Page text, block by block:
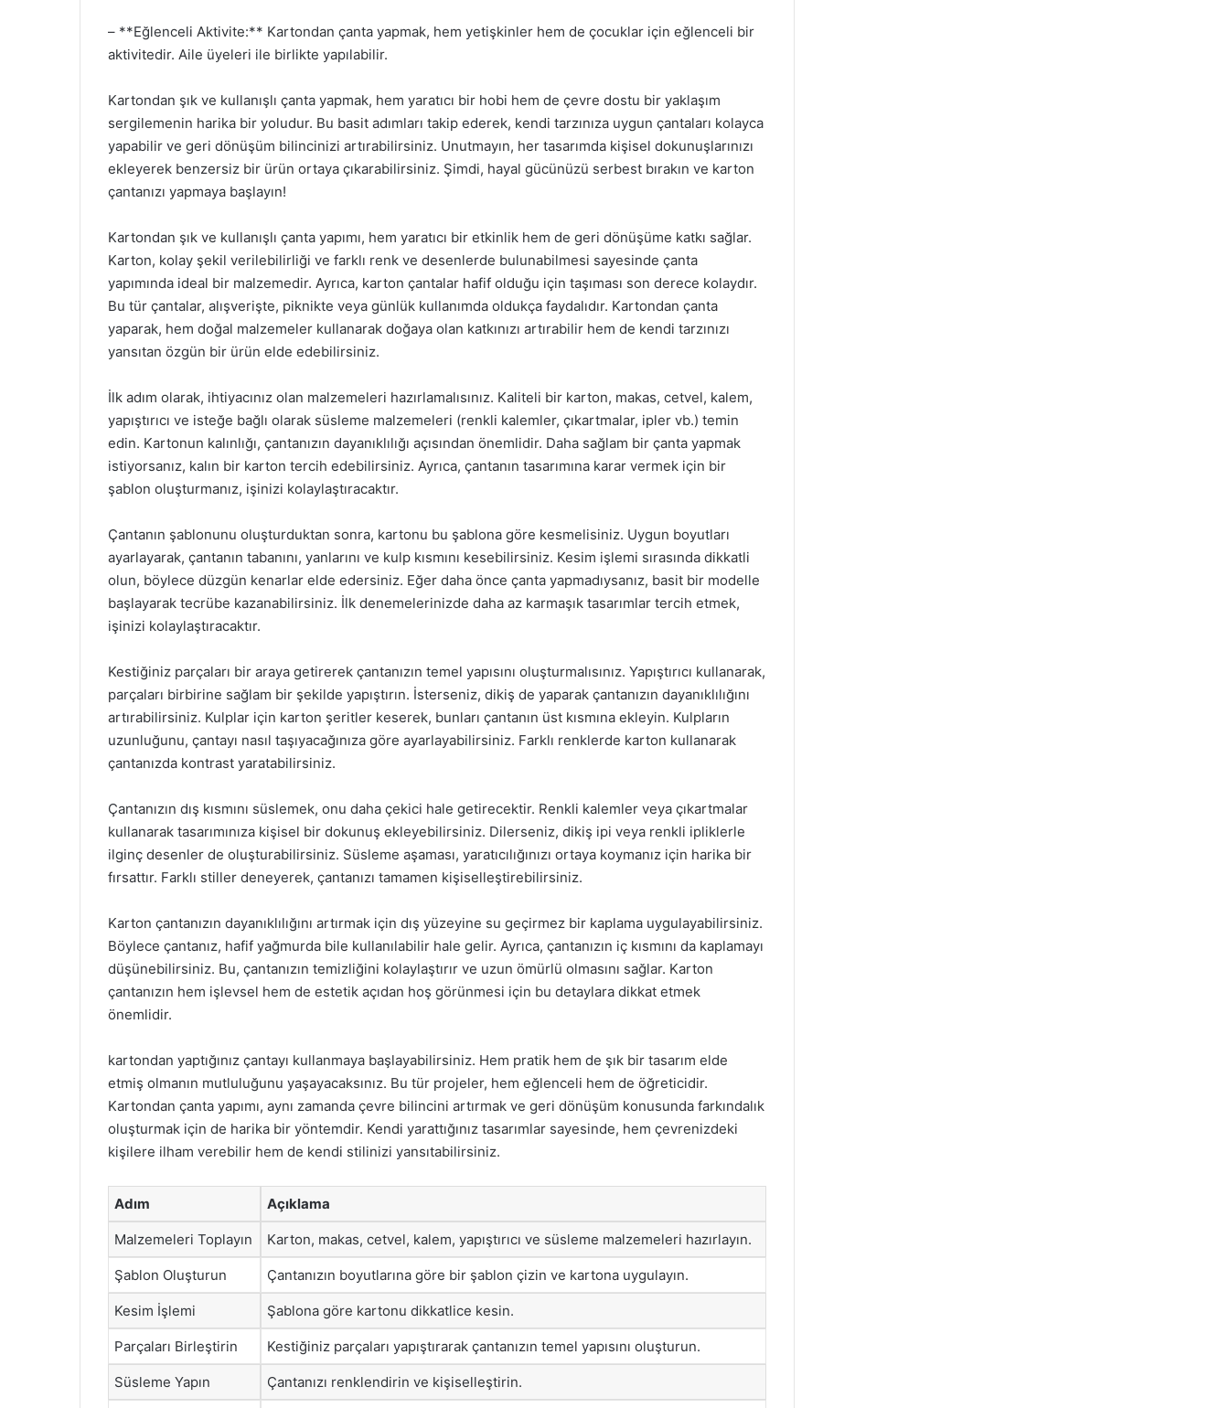
– **Eğlenceli Aktivite:** Kartondan çanta yapmak, hem yetişkinler hem de çocuklar için eğlenceli bir
aktivitedir. Aile üyeleri ile birlikte yapılabilir.
Kartondan şık ve kullanışlı çanta yapmak, hem yaratıcı bir hobi hem de çevre dostu bir yaklaşım
sergilemenin harika bir yoludur. Bu basit adımları takip ederek, kendi tarzınıza uygun çantaları kolayca
yapabilir ve geri dönüşüm bilincinizi artırabilirsiniz. Unutmayın, her tasarımda kişisel dokunuşlarınızı
ekleyerek benzersiz bir ürün ortaya çıkarabilirsiniz. Şimdi, hayal gücünüzü serbest bırakın ve karton
çantanızı yapmaya başlayın!
Kartondan şık ve kullanışlı çanta yapımı, hem yaratıcı bir etkinlik hem de geri dönüşüme katkı sağlar.
Karton, kolay şekil verilebilirliği ve farklı renk ve desenlerde bulunabilmesi sayesinde çanta
yapımında ideal bir malzemedir. Ayrıca, karton çantalar hafif olduğu için taşıması son derece kolaydır.
Bu tür çantalar, alışverişte, piknikte veya günlük kullanımda oldukça faydalıdır. Kartondan çanta
yaparak, hem doğal malzemeler kullanarak doğaya olan katkınızı artırabilir hem de kendi tarzınızı
yansıtan özgün bir ürün elde edebilirsiniz.
İlk adım olarak, ihtiyacınız olan malzemeleri hazırlamalısınız. Kaliteli bir karton, makas, cetvel, kalem,
yapıştırıcı ve isteğe bağlı olarak süsleme malzemeleri (renkli kalemler, çıkartmalar, ipler vb.) temin
edin. Kartonun kalınlığı, çantanızın dayanıklılığı açısından önemlidir. Daha sağlam bir çanta yapmak
istiyorsanız, kalın bir karton tercih edebilirsiniz. Ayrıca, çantanın tasarımına karar vermek için bir
şablon oluşturmanız, işinizi kolaylaştıracaktır.
Çantanın şablonunu oluşturduktan sonra, kartonu bu şablona göre kesmelisiniz. Uygun boyutları
ayarlayarak, çantanın tabanını, yanlarını ve kulp kısmını kesebilirsiniz. Kesim işlemi sırasında dikkatli
olun, böylece düzgün kenarlar elde edersiniz. Eğer daha önce çanta yapmadıysanız, basit bir modelle
başlayarak tecrübe kazanabilirsiniz. İlk denemelerinizde daha az karmaşık tasarımlar tercih etmek,
işinizi kolaylaştıracaktır.
Kestiğiniz parçaları bir araya getirerek çantanızın temel yapısını oluşturmalısınız. Yapıştırıcı kullanarak,
parçaları birbirine sağlam bir şekilde yapıştırın. İsterseniz, dikiş de yaparak çantanızın dayanıklılığını
artırabilirsiniz. Kulplar için karton şeritler keserek, bunları çantanın üst kısmına ekleyin. Kulpların
uzunluğunu, çantayı nasıl taşıyacağınıza göre ayarlayabilirsiniz. Farklı renklerde karton kullanarak
çantanızda kontrast yaratabilirsiniz.
Çantanızın dış kısmını süslemek, onu daha çekici hale getirecektir. Renkli kalemler veya çıkartmalar
kullanarak tasarımınıza kişisel bir dokunuş ekleyebilirsiniz. Dilerseniz, dikiş ipi veya renkli ipliklerle
ilginç desenler de oluşturabilirsiniz. Süsleme aşaması, yaratıcılığınızı ortaya koymanız için harika bir
fırsattır. Farklı stiller deneyerek, çantanızı tamamen kişiselleştirebilirsiniz.
Karton çantanızın dayanıklılığını artırmak için dış yüzeyine su geçirmez bir kaplama uygulayabilirsiniz.
Böylece çantanız, hafif yağmurda bile kullanılabilir hale gelir. Ayrıca, çantanızın iç kısmını da kaplamayı
düşünebilirsiniz. Bu, çantanızın temizliğini kolaylaştırır ve uzun ömürlü olmasını sağlar. Karton
çantanızın hem işlevsel hem de estetik açıdan hoş görünmesi için bu detaylara dikkat etmek
önemlidir.
kartondan yaptığınız çantayı kullanmaya başlayabilirsiniz. Hem pratik hem de şık bir tasarım elde
etmiş olmanın mutluluğunu yaşayacaksınız. Bu tür projeler, hem eğlenceli hem de öğreticidir.
Kartondan çanta yapımı, aynı zamanda çevre bilincini artırmak ve geri dönüşüm konusunda farkındalık
oluşturmak için de harika bir yöntemdir. Kendi yarattığınız tasarımlar sayesinde, hem çevrenizdeki
kişilere ilham verebilir hem de kendi stilinizi yansıtabilirsiniz.
Adım Açıklama
Malzemeleri Toplayın Karton, makas, cetvel, kalem, yapıştırıcı ve süsleme malzemeleri hazırlayın.
Şablon Oluşturun Çantanızın boyutlarına göre bir şablon çizin ve kartona uygulayın.
Kesim İşlemi Şablona göre kartonu dikkatlice kesin.
Parçaları Birleştirin Kestiğiniz parçaları yapıştırarak çantanızın temel yapısını oluşturun.
Süsleme Yapın Çantanızı renklendirin ve kişiselleştirin.